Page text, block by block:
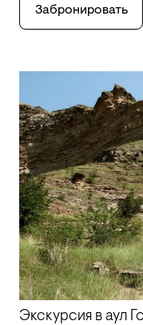
Забронировать
Экскурсия в аул